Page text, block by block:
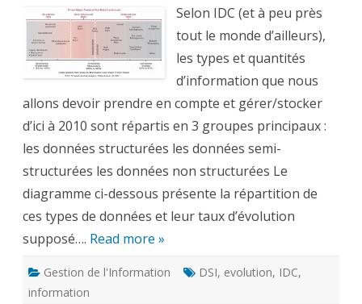
l’évolution
des
volumes
et
des
types
à
gérer
Selon IDC (et à peu près
tout le monde d’ailleurs),
les types et quantités
d’information que nous
allons devoir prendre en compte et gérer/stocker
d’ici à 2010 sont répartis en 3 groupes principaux :
les données structurées les données semi-
structurées les données non structurées Le
diagramme ci-dessous présente la répartition de
ces types de données et leur taux d’évolution
supposé…. Read more »
Gestion de l'Information DSI, evolution, IDC,
information